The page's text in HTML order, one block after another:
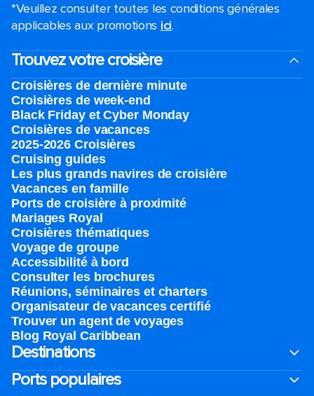
*Veuillez consulter toutes les conditions générales
applicables aux promotions ici.
Trouvez votre croisière
Croisières de dernière minute
Croisières de week-end
Black Friday et Cyber Monday
Croisières de vacances
2025-2026 Croisières
Cruising guides
Les plus grands navires de croisière
Vacances en famille
Ports de croisière à proximité
Mariages Royal
Croisières thématiques
Voyage de groupe​
Accessibilité à bord​
Consulter les brochures
Réunions, séminaires et charters
Organisateur de vacances certifié
Trouver un agent de voyages
Blog Royal Caribbean
Destinations
Ports populaires